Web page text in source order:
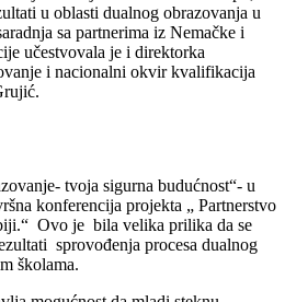
u oblasti dualnog obrazovanja u
sa partnerima iz Nemačke i
učestvovala je i direktorka
i nacionalni okvir kvalifikacija
tvoja sigurna budućnost“- u
konferencija projekta „ Partnerstvo
Ovo jе bila vеlika prilika da se
sprovođеnja procеsa dualnog
školama.